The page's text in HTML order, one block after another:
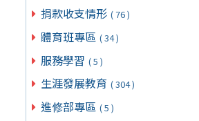
捐款收支情形 ( 76 )
體育班專區 ( 34 )
服務學習 ( 5 )
生涯發展教育 ( 304 )
進修部專區 ( 5 )